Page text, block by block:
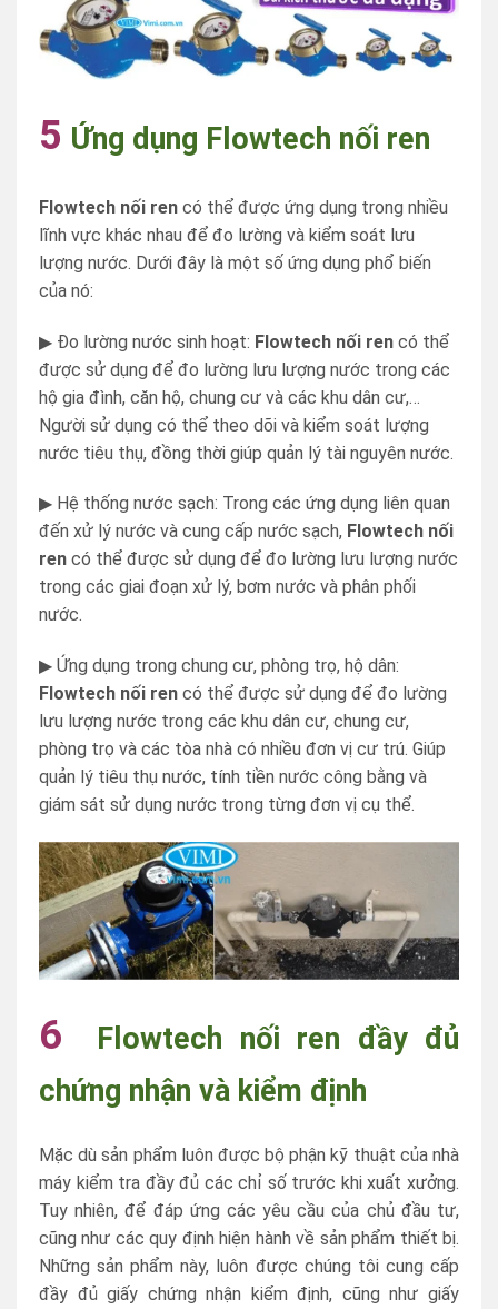
5 Ứng dụng Flowtech nối ren
Flowtech nối ren có thể được ứng dụng trong nhiều
lĩnh vực khác nhau để đo lường và kiểm soát lưu
lượng nước. Dưới đây là một số ứng dụng phổ biến
của nó:
▶ Đo lường nước sinh hoạt: Flowtech nối ren có thể
được sử dụng để đo lường lưu lượng nước trong các
hộ gia đình, căn hộ, chung cư và các khu dân cư,…
Người sử dụng có thể theo dõi và kiểm soát lượng
nước tiêu thụ, đồng thời giúp quản lý tài nguyên nước.
▶ Hệ thống nước sạch: Trong các ứng dụng liên quan
đến xử lý nước và cung cấp nước sạch, Flowtech nối
ren có thể được sử dụng để đo lường lưu lượng nước
trong các giai đoạn xử lý, bơm nước và phân phối
nước.
▶ Ứng dụng trong chung cư, phòng trọ, hộ dân:
Flowtech nối ren có thể được sử dụng để đo lường
lưu lượng nước trong các khu dân cư, chung cư,
phòng trọ và các tòa nhà có nhiều đơn vị cư trú. Giúp
quản lý tiêu thụ nước, tính tiền nước công bằng và
giám sát sử dụng nước trong từng đơn vị cụ thể.
6
Flowtech nối ren đầy đủ
chứng nhận và kiểm định
Mặc dù sản phẩm luôn được bộ phận kỹ thuật của nhà
máy kiểm tra đầy đủ các chỉ số trước khi xuất xưởng.
Tuy nhiên, để đáp ứng các yêu cầu của chủ đầu tư,
cũng như các quy định hiện hành về sản phẩm thiết bị.
Những sản phẩm này, luôn được chúng tôi cung cấp
đầy đủ giấy chứng nhận kiểm định, cũng như giấy